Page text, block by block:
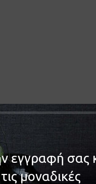
εγγραφή σας
μοναδικές